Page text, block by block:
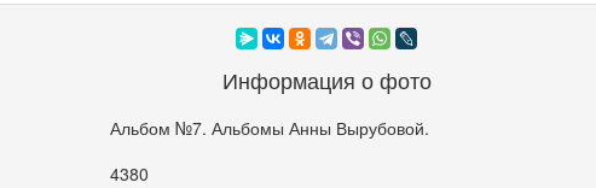
Информация о фото
Альбом №7. Альбомы Анны Вырубовой.
4380